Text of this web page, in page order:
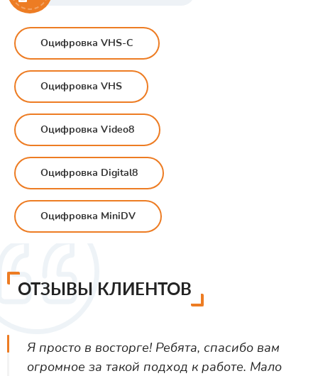
Оцифровка VHS-С
Оцифровка VHS
Оцифровка Video8
Оцифровка Digital8
Оцифровка MiniDV
ОТЗЫВЫ КЛИЕНТОВ
Я просто в восторге! Ребята, спасибо вам
огромное за такой подход к работе. Мало